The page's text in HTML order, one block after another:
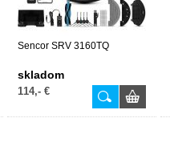
Sencor SRV 3160TQ
skladom
114,- €